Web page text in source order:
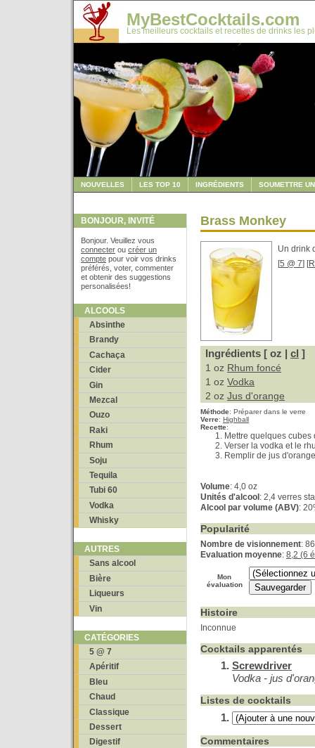
MyBestCocktails.com
Les meilleurs cocktails et recettes de drinks les
NOUVELLES LES TOP 10 INGRÉDIENTS SOUMETTRE
BONJOUR, INVITÉ
Bonjour. Veuillez vous
connecter ou créer un
compte pour voir vos drinks
préférés, voter, commenter
et obtenir des suggestions
personalisées!
ALCOOLS
Absinthe
Brandy
Cachaça
Cider
Gin
Mezcal
Ouzo
Raki
Rhum
Soju
Tequila
Tubi 60
Vodka
Whisky
AUTRES
Sans alcool
Bière
Liqueurs
Vin
CATÉGORIES
5 @ 7
Apéritif
Bleu
Chaud
Classique
Dessert
Digestif
Brass Monkey
Un drink
[5 @ 7] [
Ingrédients [ oz | cl ]
1 oz Rhum foncé
1 oz Vodka
2 oz Jus d'orange
Méthode: Préparer dans le verre
Verre: Highball
Recette:
Mettre quelques
Verser la vodka et le
Remplir de jus
Volume: 4,0 oz
Unités d'alcool : 2,4 verres
Alcool par volume (ABV):
Popularité
Nombre de visionnement:
Evaluation moyenne: 8,2 (6
Mon
évaluation
Histoire
Inconnue
Cocktails apparentés
Screwdriver
Vodka - jus
Listes de cocktails
Commentaires